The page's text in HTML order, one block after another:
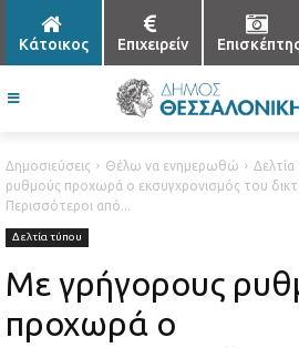
Κάτοικος Επιχειρείν
Δημοσιεύσεις Θέλω να ενημερωθώ
ρυθμούς προχωρά ο εκσυγχρονισμός του
Περισσότεροι από...
Δελτία τύπου
Με γρήγορους
προχωρά ο